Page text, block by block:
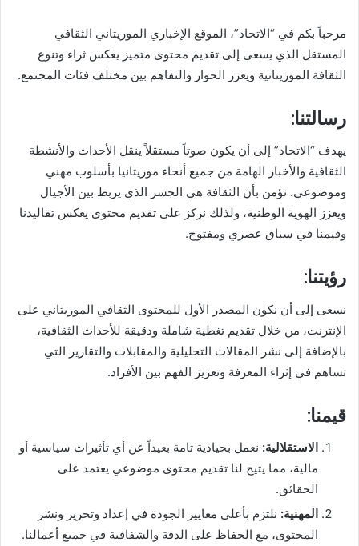
مرحباً بكم في “الاتحاد”، الموقع الإخباري الموريتاني الثقافي
المستقل الذي يسعى إلى تقديم محتوى متميز يعكس ثراء وتنوع
الثقافة الموريتانية ويعزز الحوار والتفاهم بين مختلف فئات المجتمع.
رسالتنا:
يهدف “الاتحاد” إلى أن يكون صوتاً مستقلاً ينقل الأحداث والأنشطة
الثقافية والأخبار الهامة من جميع أنحاء موريتانيا بأسلوب مهني
وموضوعي. نؤمن بأن الثقافة هي الجسر الذي يربط بين الأجيال
ويعزز الهوية الوطنية، ولذلك نركز على تقديم محتوى يعكس تقاليدنا
وقيمنا في سياق عصري ومفتوح.
رؤيتنا:
نسعى إلى أن نكون المصدر الأول للمحتوى الثقافي الموريتاني على
الإنترنت، من خلال تقديم تغطية شاملة ودقيقة للأحداث الثقافية،
بالإضافة إلى نشر المقالات التحليلية والمقابلات والتقارير التي
تساهم في إثراء المعرفة وتعزيز الفهم بين الأفراد.
قيمنا:
الاستقلالية: نعمل بحيادية تامة بعيداً عن أي تأثيرات سياسية أو
مالية، مما يتيح لنا تقديم محتوى موضوعي يعتمد على
الحقائق.
المهنية: نلتزم بأعلى معايير الجودة في إعداد وتحرير ونشر
المحتوى، مع الحفاظ على الدقة والشفافية في جميع أعمالنا.